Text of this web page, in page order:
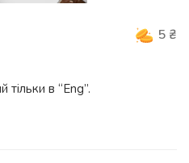
5 ₴
тільки в “Eng”.